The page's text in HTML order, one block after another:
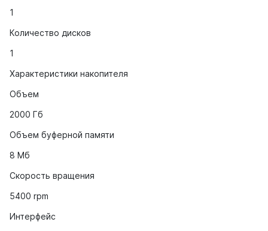
1
Количество дисков
1
Характеристики накопителя
Объем
2000 Гб
Объем буферной памяти
8 Мб
Скорость вращения
5400 rpm
Интерфейс